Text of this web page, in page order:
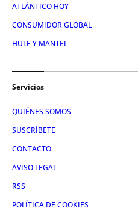
ATLÁNTICO HOY
CONSUMIDOR GLOBAL
HULE Y MANTEL
Servicios
QUIÉNES SOMOS
SUSCRÍBETE
CONTACTO
AVISO LEGAL
RSS
POLÍTICA DE COOKIES